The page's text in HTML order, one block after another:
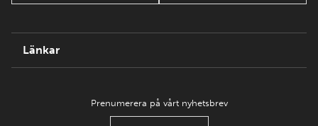
Länkar
Prenumerera på vårt nyhetsbrev